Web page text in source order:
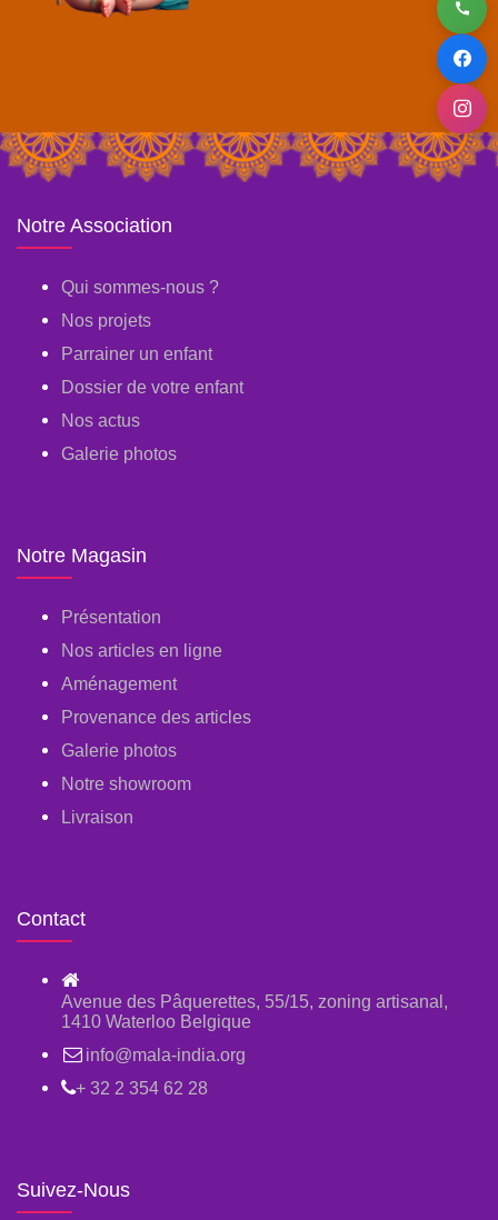
Notre Association
Qui sommes-nous ?
Nos projets
Parrainer un enfant
Dossier de votre enfant
Nos actus
Galerie photos
Notre Magasin
Présentation
Nos articles en ligne
Aménagement
Provenance des articles
Galerie photos
Notre showroom
Livraison
Contact
Avenue des Pâquerettes, 55/15, zoning artisanal,
1410 Waterloo Belgique
info@mala-india.org
+ 32 2 354 62 28
Suivez-Nous